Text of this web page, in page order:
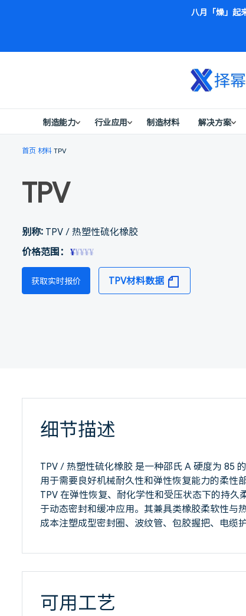
八月「燥」起
制造能力 行业应用 制造材料 解决方案
首页材料TPV
TPV
别称: TPV / 热塑性硫化橡胶
价格范围： ¥¥¥¥¥
获取实时报价 TPV材料数据
细节描述
TPV / 热塑性硫化橡胶 是一种邵氏 A 硬度为 85
用于需要良好机械耐久性和弹性恢复能力的柔性
TPV 在弹性恢复、耐化学性和受压状态下的持久
于动态密封和缓冲应用。其兼具类橡胶柔软性与
成本注塑成型密封圈、波纹管、包胶握把、电缆
可用工艺